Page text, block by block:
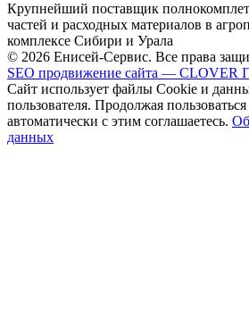
Крупнейший поставщик
частей и расходных материалов в
комплексе Сибири и Урала
© 2026 Енисей-Сервис. Все права
SEO продвижение сайта — CLOVER
Сайт использует файлы Cookie и
пользователя. Продолжая
автоматически с этим соглашаетесь.
данных